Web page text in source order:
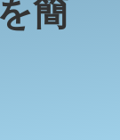
簡